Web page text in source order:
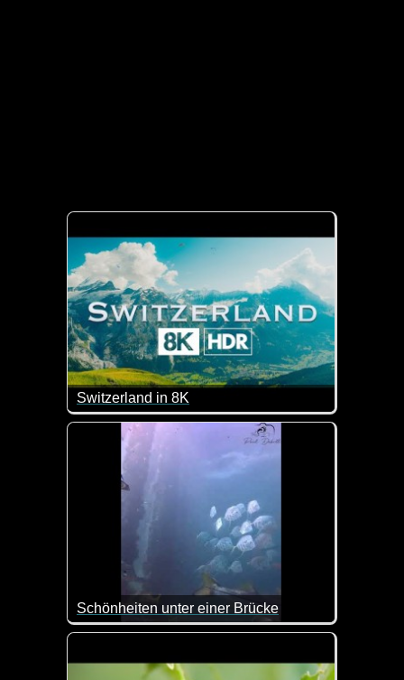
Switzerland in 8K
Die Jungfrau-Region ist eine Wander- und
Schönheiten unter einer Brücke
Wenn das keine tollen Aufnahmen von Fischen